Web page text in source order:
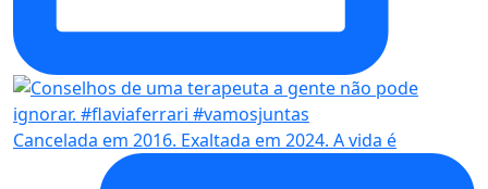
Cancelada em 2016. Exaltada em 2024. A vida é